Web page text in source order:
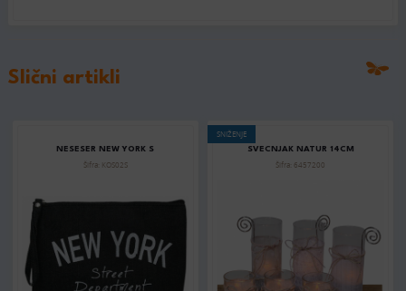
Slični artikli
NESESER NEW YORK S
Šifra: KOS02S
SNIŽENJE
SVECNJAK NATUR 14CM
Šifra: 6457200